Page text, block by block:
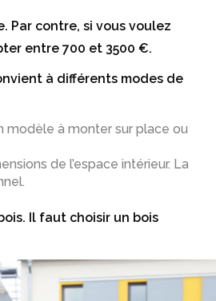
Par contre, si vous voulez
entre 700 et 3500 €.
à différents modes de
modèle à monter sur place ou
de l’espace intérieur. La
Il faut choisir un bois